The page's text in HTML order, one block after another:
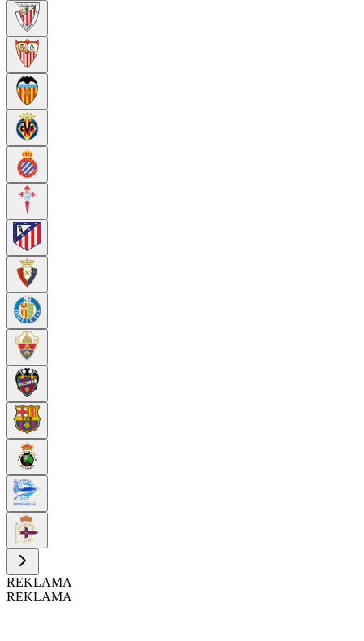
REKLAMA
REKLAMA